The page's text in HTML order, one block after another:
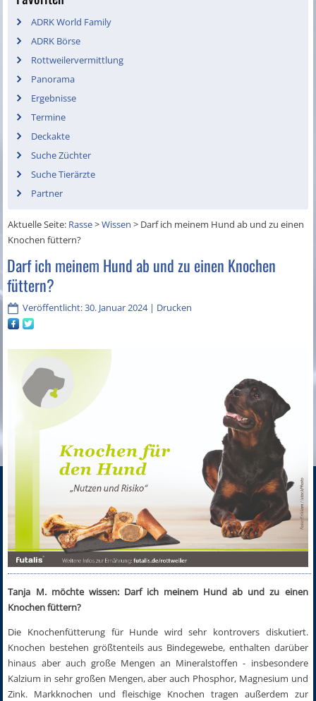
ADRK World Family
ADRK Börse
Rottweilervermittlung
Panorama
Ergebnisse
Termine
Deckakte
Suche Züchter
Suche Tierärzte
Partner
Aktuelle Seite: Rasse>Wissen > Darf ich meinem Hund ab und zu einen
Knochen füttern?
Darf ich meinem Hund ab und zu einen Knochen
füttern?
Veröffentlicht: 30. Januar 2024| Drucken
Tanja M. möchte wissen: Darf ich meinem Hund ab und zu einen
Knochen füttern?
Die Knochenfütterung für Hunde wird sehr kontrovers diskutiert.
Knochen bestehen größtenteils aus Bindegewebe, enthalten darüber
hinaus aber auch große Mengen an Mineralstoffen - insbesondere
Kalzium in sehr großen Mengen, aber auch Phosphor, Magnesium und
Zink. Markknochen und fleischige Knochen tragen außerdem zur